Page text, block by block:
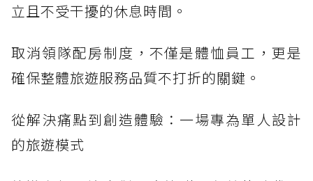
立且不受干擾的休息時間。
取消領隊配房制度，不僅是體恤員工，更是
確保整體旅遊服務品質不打折的關鍵。
從解決痛點到創造體驗：一場專為單人設計
的旅遊模式